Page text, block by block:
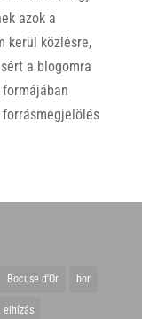
azok a
kerül közlésre,
a blogomra
Bocuse d'Or bor
elhízás